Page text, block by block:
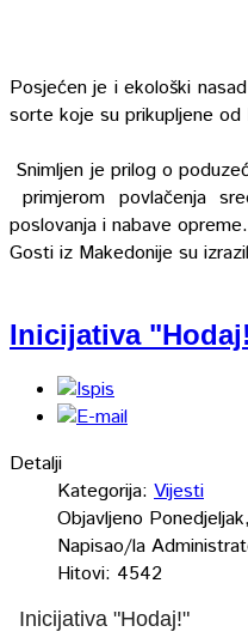
Posjećen je i ekološki
sorte koje su prikupljene
Snimljen je prilog o
primjerom povlačenja
poslovanja i nabave opreme.
Gosti iz Makedonije su
Inicijativa
Detalji
Kategorija: Vijesti
Objavljeno
Napisao/la
Hitovi: 4542
Inicijativa "Hodaj!"